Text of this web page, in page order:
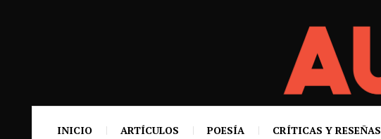
INICIO ARTÍCULOS POESÍA CRÍTICAS Y RESEÑAS